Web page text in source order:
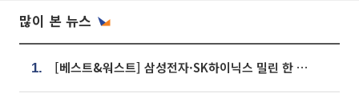
많이 본 뉴스
1. [베스트&워스트] 삼성전자·SK하이닉스 밀린 한 주…상상인증권은 85% 급등